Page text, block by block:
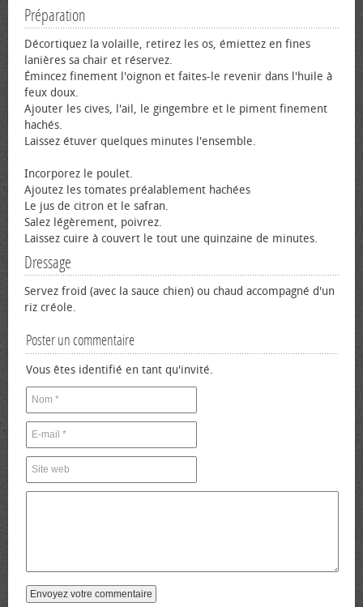
Préparation
Décortiquez la volaille, retirez les os, émiettez en fines
lanières sa chair et réservez.
Émincez finement l'oignon et faites-le revenir dans l'huile à
feux doux.
Ajouter les cives, l'ail, le gingembre et le piment finement
hachés.
Laissez étuver quelques minutes l'ensemble.
Incorporez le poulet.
Ajoutez les tomates préalablement hachées
Le jus de citron et le safran.
Salez légèrement, poivrez.
Laissez cuire à couvert le tout une quinzaine de minutes.
Dressage
Servez froid (avec la sauce chien) ou chaud accompagné d'un
riz créole.
Poster un commentaire
Vous êtes identifié en tant qu'invité.